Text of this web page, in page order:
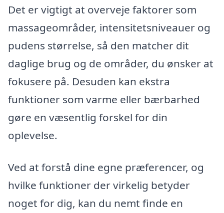
Det er vigtigt at overveje faktorer som
massageområder, intensitetsniveauer og
pudens størrelse, så den matcher dit
daglige brug og de områder, du ønsker at
fokusere på. Desuden kan ekstra
funktioner som varme eller bærbarhed
gøre en væsentlig forskel for din
oplevelse.
Ved at forstå dine egne præferencer, og
hvilke funktioner der virkelig betyder
noget for dig, kan du nemt finde en